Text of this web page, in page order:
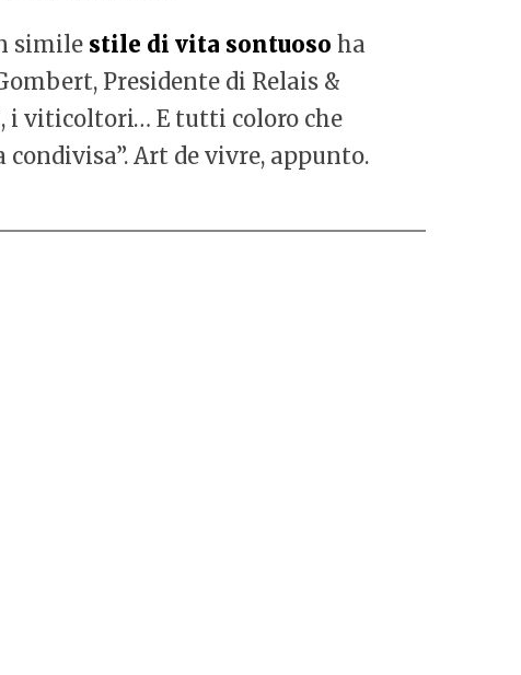
simile stile di vita sontuoso ha
Presidente di Relais &
i viticoltori… E tutti coloro che
Art de vivre, appunto.